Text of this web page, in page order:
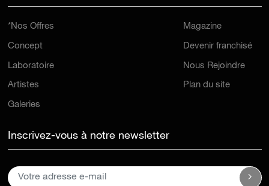
*Nos Offres
Concept
Laboratoire
Artistes
Galeries
Magazine
Devenir franchisé
Nous Rejoindre
Plan du site
Inscrivez-vous à notre newsletter